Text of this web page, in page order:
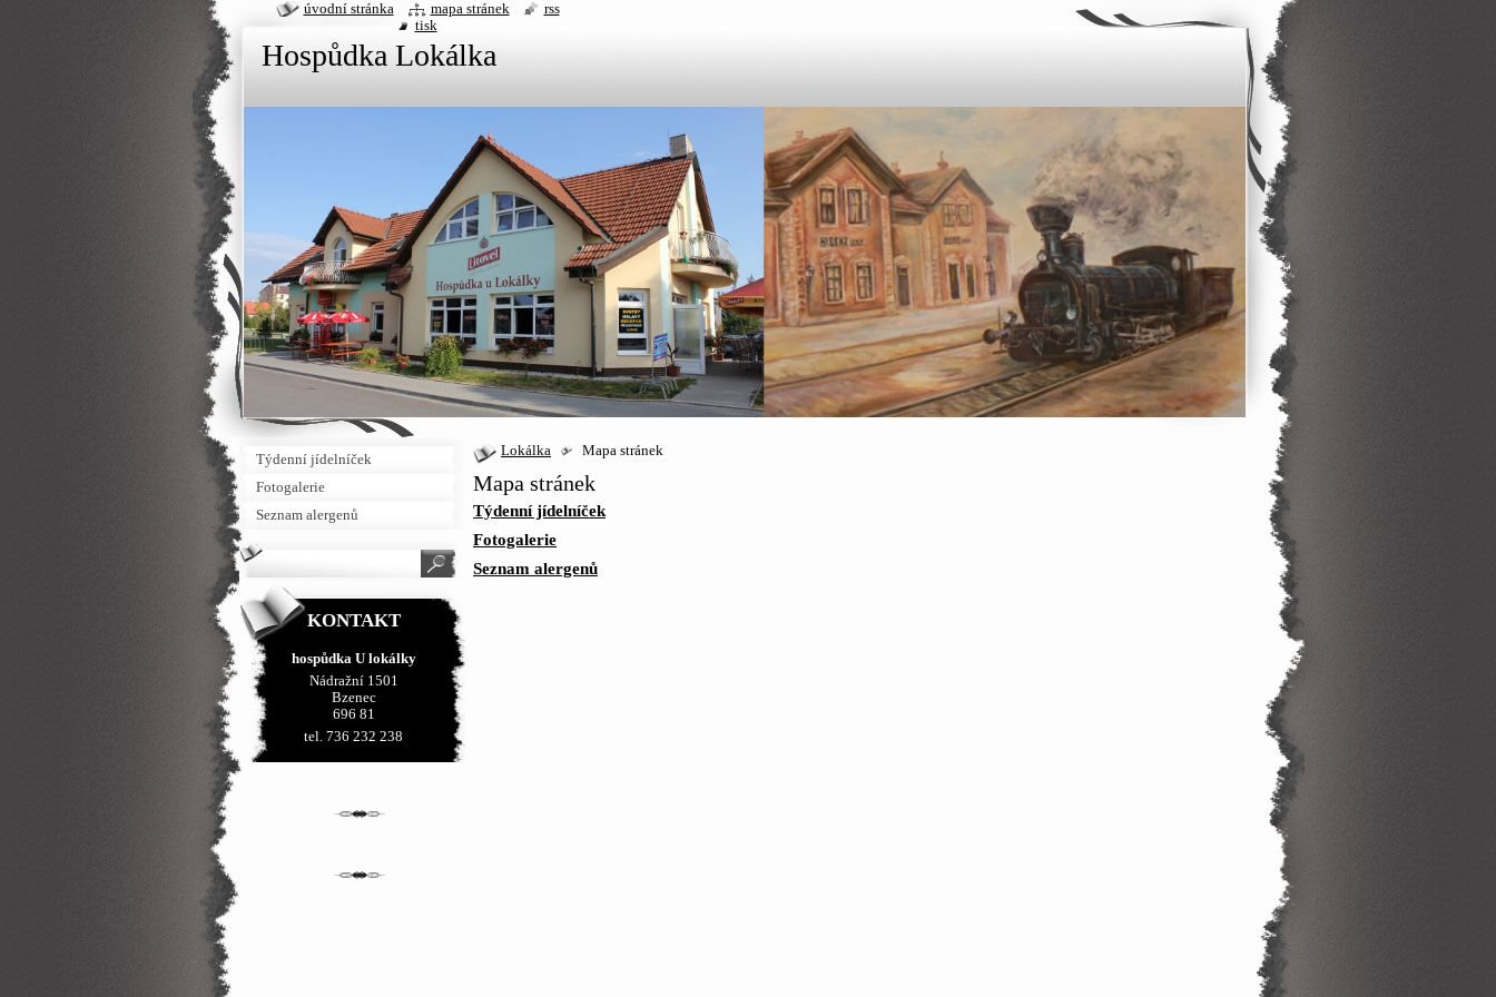
Hospůdka Lokálka
Lokálka Mapa stránek
Mapa stránek
Týdenní jídelníček
Fotogalerie
Seznam alergenů
Týdenní jídelníček
Fotogalerie
Seznam alergenů
KONTAKT
hospůdka U lokálky
Nádražní 1501
Bzenec
696 81
tel. 736 232 238
úvodní stránka mapa stránek
rss
tisk